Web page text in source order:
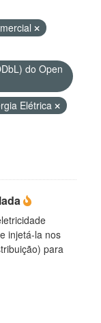
do Open
Elétrica
injetá-la nos
para